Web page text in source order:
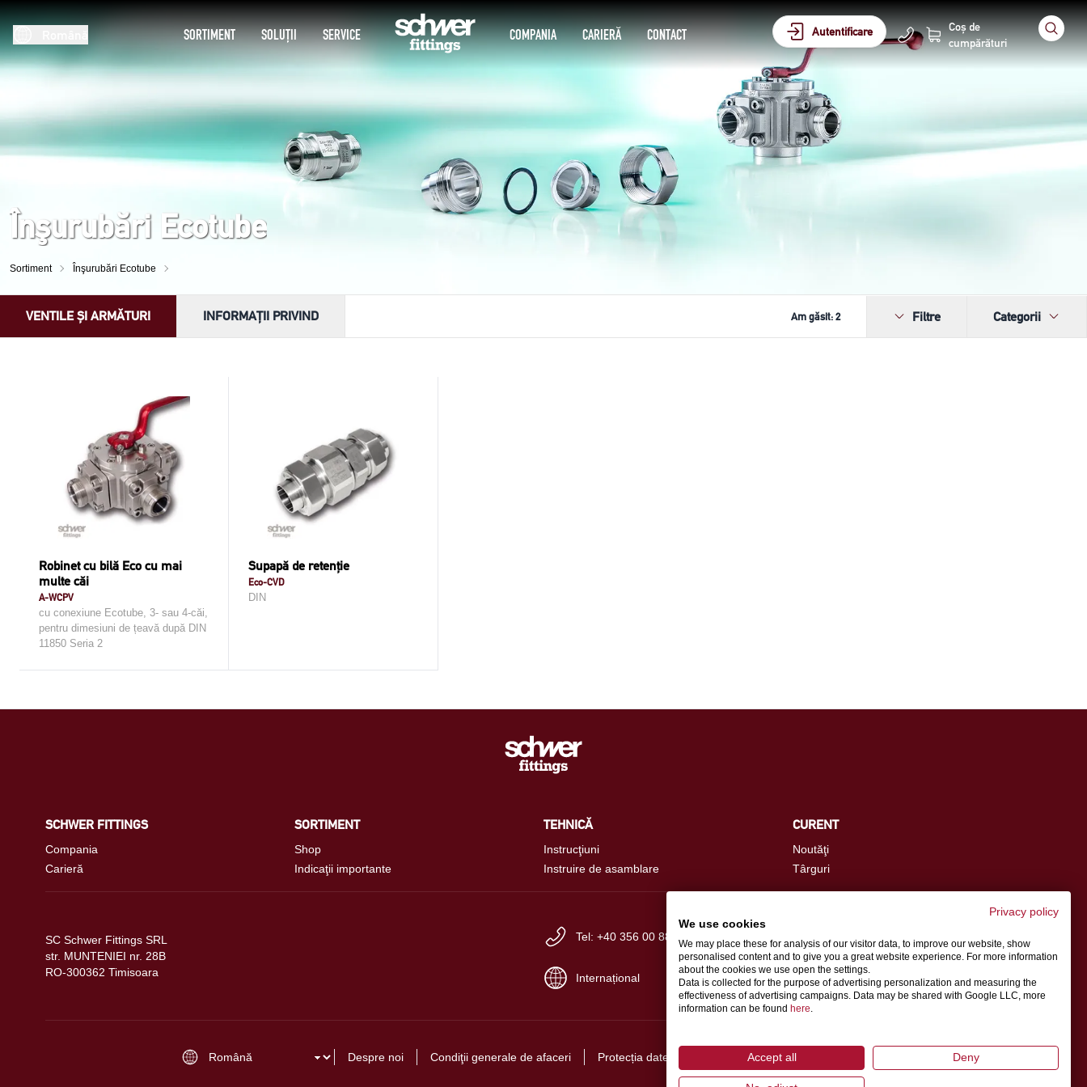
SORTIMENT SOLUȚII SERVICE COMPANIA CARIERĂ CONTACT Autentificare
Coș de
cumpărături
Înşurubări Ecotube
Sortiment Înşurubări Ecotube
VENTILE ȘI ARMĂTURI INFORMAȚII PRIVIND Am găsit:2 Filtre Categorii
Robinet cu bilă Eco cu mai
multe căi
A-WCPV
cu conexiune Ecotube, 3- sau 4-căi,
pentru dimesiuni de țeavă după DIN
11850 Seria 2
Supapă de retenţie
Eco-CVD
DIN
SCHWER FITTINGS
Compania
Carieră
SORTIMENT
Shop
Indicaţii importante
TEHNICĂ
Instrucţiuni
Instruire de asamblare
CURENT
Noutăţi
Târguri
SC Schwer Fittings SRL
str. MUNTENIEI nr. 28B
RO-300362 Timisoara
Tel: +40 356 00 88 80
Internațional Persoana de contact
Despre noi Condiţii generale de afaceri Protecția datelor
Privacy policy
We use cookies
We may place these for analysis of our visitor data, to improve our website, show
personalised content and to give you a great website experience. For more information
about the cookies we use open the settings.
Data is collected for the purpose of advertising personalization and measuring the
effectiveness of advertising campaigns. Data may be shared with Google LLC, more
information can be found here.
Accept all Deny